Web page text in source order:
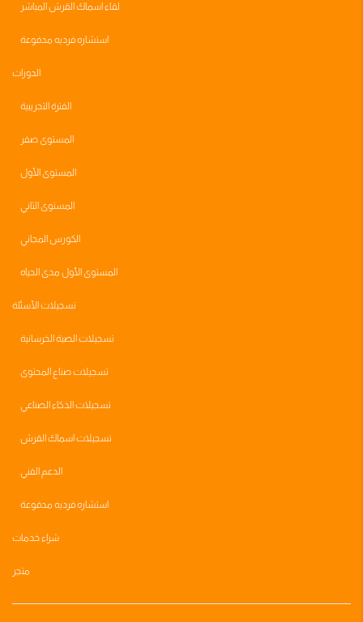
لقاء اسماك القرش المباشر
استشاره فرديه مدفوعة
الدورات
الفترة التجريبية
المستوى صفر
المستوى الأول
المستوى الثاني
الكورس المجاني
المستوى الأول مدى الحياه
تسجيلات الأسئلة
تسجيلات الصبة الخرسانية
تسجيلات صناع المحتوى
تسجيلات الذكاء الصناعي
تسجيلات اسماك القرش
الدعم الفني
استشاره فرديه مدفوعة
شراء خدمات
متجر